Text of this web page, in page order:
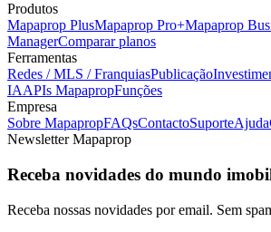
Produtos
Mapaprop PlusMapaprop Pro+Mapaprop
ManagerComparar planos
Ferramentas
Redes / MLS / FranquiasPublicação
IAAPIs MapapropFunções
Empresa
Sobre MapapropFAQsContactoSuporteAjuda
Newsletter Mapaprop
Receba novidades do mundo
Receba nossas novidades por email. Sem